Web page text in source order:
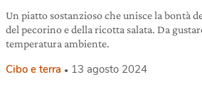
Un piatto sostanzioso che unisce la bontà
del pecorino e della ricotta salata. Da
temperatura ambiente.
Cibo e terra 13 agosto 2024